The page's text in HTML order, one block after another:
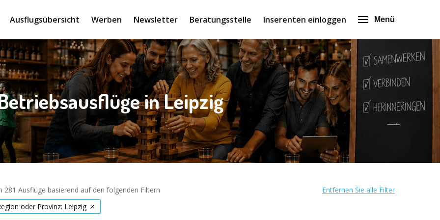
Ausflugsübersicht Werben Newsletter Beratungsstelle Inserenten einloggen Menü
in Leipzig
281 Ausflüge basierend auf den folgenden Filtern
Entfernen Sie alle Filter
oder Provinz: Leipzig